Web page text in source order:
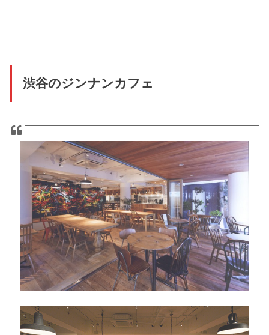
渋谷のジンナンカフェ